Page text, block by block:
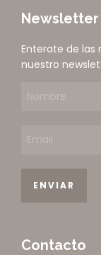
Newsletter
Enterate de las
nuestro
Contacto